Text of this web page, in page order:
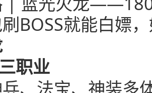
BOSS就能白嫖
职业
、法宝、神装多